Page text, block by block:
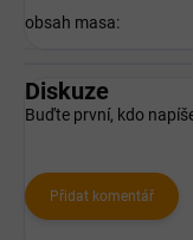
obsah masa:
Diskuze
Buďte první, kdo
Přidat komentář